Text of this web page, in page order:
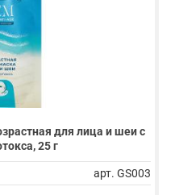
для лица и шеи с
25 г
арт. GS003